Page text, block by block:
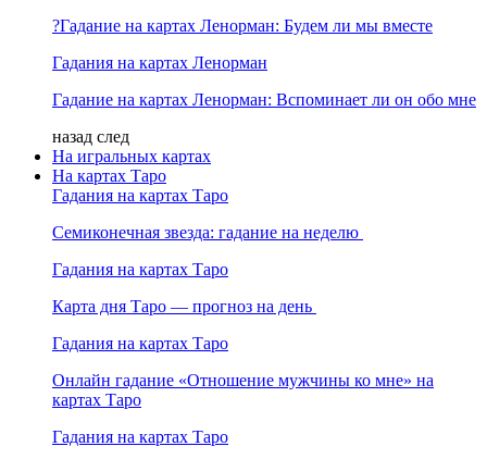
?Гадание на картах Ленорман: Будем ли мы вместе
Гадания на картах Ленорман
Гадание на картах Ленорман: Вспоминает ли он обо мне
назад след
На игральных картах
На картах Таро
Гадания на картах Таро
Семиконечная звезда: гадание на неделю
Гадания на картах Таро
Карта дня Таро — прогноз на день
Гадания на картах Таро
Онлайн гадание «Отношение мужчины ко мне» на
картах Таро
Гадания на картах Таро